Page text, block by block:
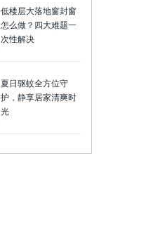
低楼层大落地窗封窗
怎么做？四大难题一
次性解决
夏日驱蚊全方位守
护，静享居家清爽时
光